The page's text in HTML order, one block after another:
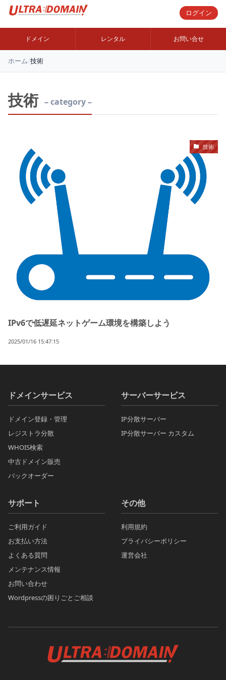
ログイン
ドメイン レンタル お問い合せ
ホーム/技術
技術 – category –
技術
IPv6で低遅延ネットゲーム環境を構築しよう
2025/01/16 15:47:15
ドメインサービス
ドメイン登録・管理
レジストラ分散
WHOIS検索
中古ドメイン販売
バックオーダー
サーバーサービス
IP分散サーバー
IP分散サーバー カスタム
サポート
ご利用ガイド
お支払い方法
よくある質問
メンテナンス情報
お問い合わせ
Wordpressの困りごとご相談
その他
利用規約
プライバシーポリシー
運営会社